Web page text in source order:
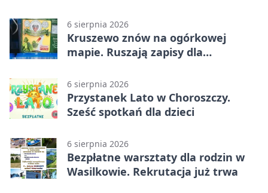
6 sierpnia 2026
Kruszewo znów na ogórkowej
mapie. Ruszają zapisy dla
6 sierpnia 2026
Przystanek Lato w Choroszczy.
Sześć spotkań dla dzieci
6 sierpnia 2026
Bezpłatne warsztaty dla rodzin w
Wasilkowie. Rekrutacja już trwa